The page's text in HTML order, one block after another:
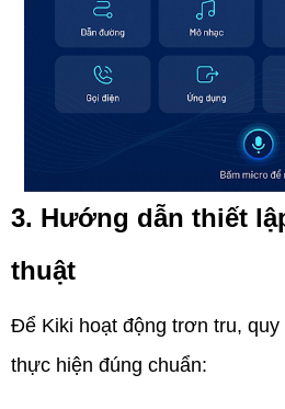
3. Hướng dẫn thiết
thuật
Để Kiki hoạt động trơn tru,
thực hiện đúng chuẩn: